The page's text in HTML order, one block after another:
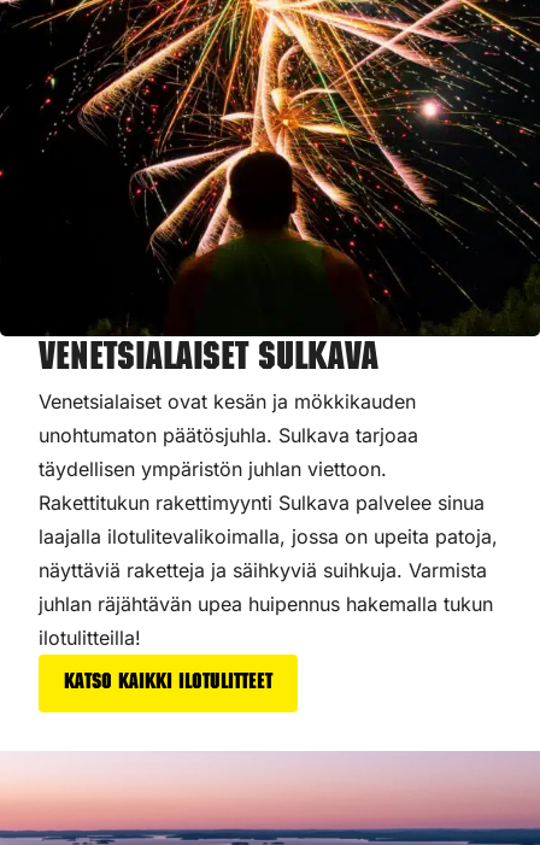
Venetsialaiset Sulkava
Venetsialaiset ovat kesän ja mökkikauden
unohtumaton päätösjuhla. Sulkava tarjoaa
täydellisen ympäristön juhlan viettoon.
Rakettitukun rakettimyynti Sulkava palvelee sinua
laajalla ilotulitevalikoimalla, jossa on upeita patoja,
näyttäviä raketteja ja säihkyviä suihkuja. Varmista
juhlan räjähtävän upea huipennus hakemalla tukun
ilotulitteilla!
Katso kaikki ilotulitteet